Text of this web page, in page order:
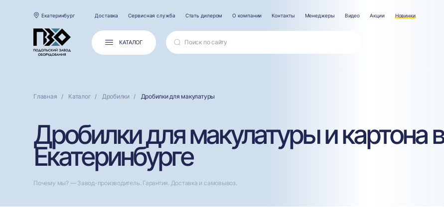
Екатеринбург Доставка Сервисная служба Стать дилером О компании Контакты Менеджеры Видео Акции Новинки
КАТАЛОГ
Главная Каталог Дробилки Дробилки для макулатуры
Дробилки для макулатуры и картона в
Екатеринбурге
Почему мы? — Завод-производитель. Гарантия. Доставка и самовывоз.